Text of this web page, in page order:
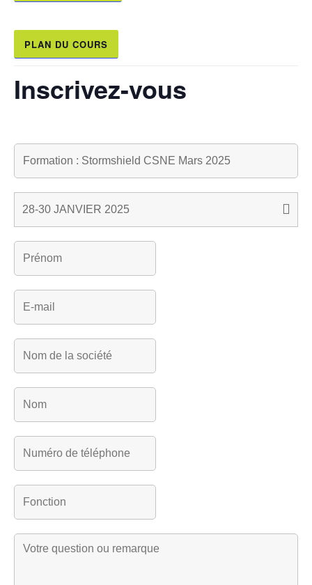
PLAN DU COURS
Inscrivez-vous